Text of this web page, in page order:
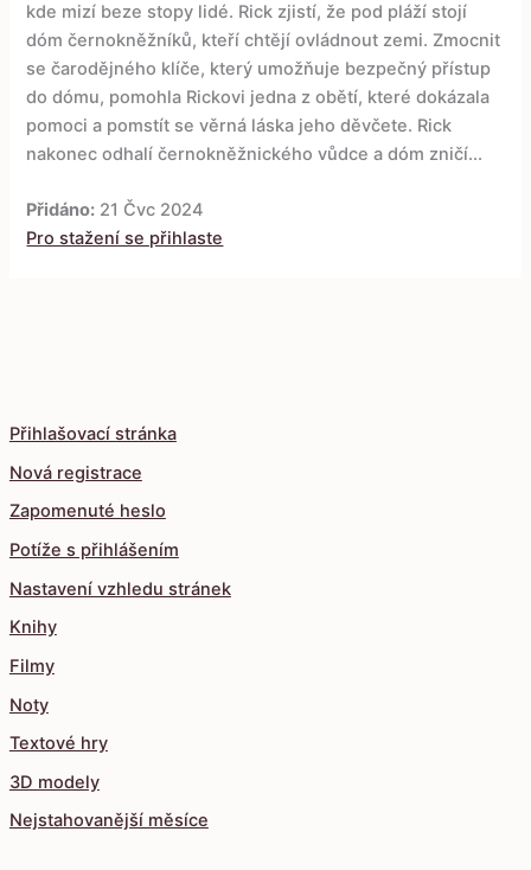
Přihlašovací stránka
Nová registrace
Zapomenuté heslo
Potíže s přihlášením
Nastavení vzhledu stránek
Knihy
Filmy
Noty
Textové hry
3D modely
Nejstahovanější měsíce
kde mizí beze stopy lidé. Rick zjistí, že pod pláží stojí
dóm černokněžníků, kteří chtějí ovládnout zemi. Zmocnit
se čarodějného klíče, který umožňuje bezpečný přístup
do dómu, pomohla Rickovi jedna z obětí, které dokázala
pomoci a pomstít se věrná láska jeho děvčete. Rick
nakonec odhalí černokněžnického vůdce a dóm zničí...
Přidáno: 21 Čvc 2024
Pro stažení se přihlaste